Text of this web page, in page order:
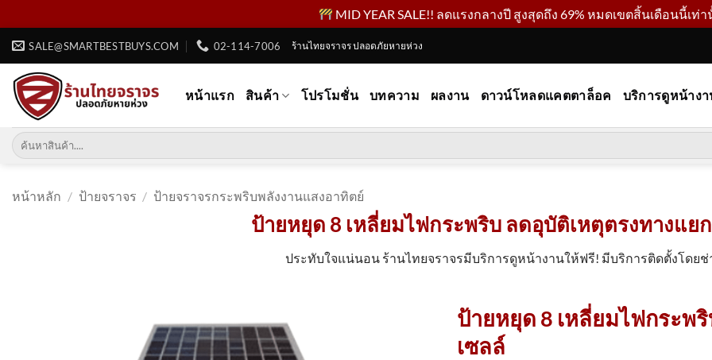
MID YEAR SALE!! ลดแรงกลางปี สูงสุดถึง 69% หมดเขตสิ้นเดือนนี้เท่
ข้าม
เนื้อหา
SALE@SMARTBESTBUYS.COM 02-114-7006 ร้านไทยจราจร ปลอดภัยหายห่วง
หน้าแรก สินค้า โปรโมชั่น บทความ ผลงาน ดาวน์โหลดแคตตาล็อค บริการดูหน้าง
ค้นหา:
หน้าหลัก / ป้ายจราจร / ป้ายจราจรกระพริบพลังงานแสงอาทิตย์
ป้ายหยุด 8 เหลี่ยมไฟกระพริบ ลดอุบัติเหตุตรงทางแ
ประทับใจแน่นอน ร้านไทยจราจรมีบริการดูหน้างานให้ฟรี! มีบริการติดตั้งโดยช่
ป้ายหยุด 8 เหลี่ยมไฟกระพ
เซลล์